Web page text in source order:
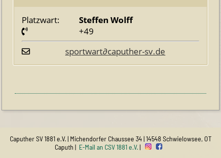
Platzwart:
Steffen Wolff
+49
sportwart∂caputher-sv.de
Caputher SV 1881 e.V. | Michendorfer Chaussee 34 | 14548 Schwielowsee, OT
Caputh | E-Mail an CSV 1881 e.V.|